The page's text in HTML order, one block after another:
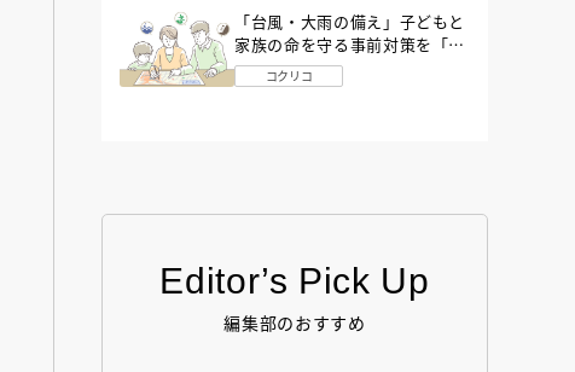
「台風・大雨の備え」子どもと
家族の命を守る事前対策を「防
災アドバイザー」が解説
コクリコ
Editor’s Pick Up
編集部のおすすめ